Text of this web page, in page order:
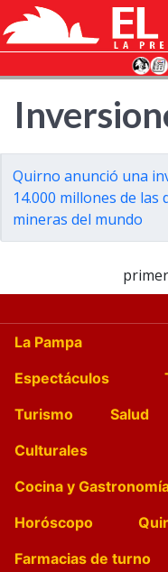
Quirno anunció una
14.000 millones de las
mineras del mundo
La Pampa
Espectáculos
Turismo
Salud
Culturales
Cocina y
Horóscopo
Farmacias de turno